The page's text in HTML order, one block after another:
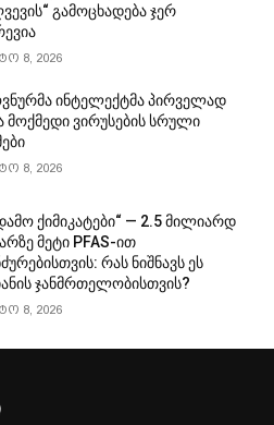
გამოცხადება ჯერ
8, 2026
ინტელექტმა პირველად
მოქმედი ვირუსების სრული
8, 2026
ქიმიკატები“ — 2.5 მილიარდ
მეტი PFAS-ით
რას ნიშნავს ეს
ჯანმრთელობისთვის?
8, 2026